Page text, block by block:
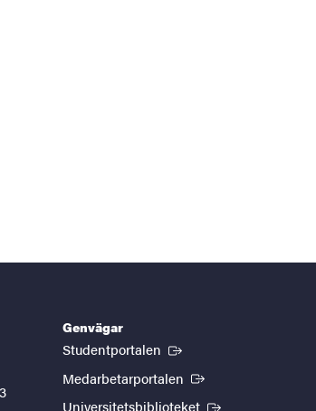
Genvägar
Studentportalen (Extern länk)
Medarbetarportalen (Extern länk)
Universitetsbiblioteket (Extern länk)